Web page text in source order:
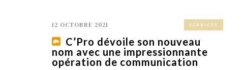
12 OCTOBRE 2021 SERVICES
C’Pro dévoile son nouveau
nom avec une impressionnante
opération de communication